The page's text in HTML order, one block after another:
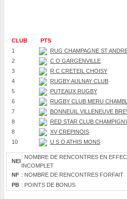
CLUB PTS
1
RUG CHAMPAGNE ST
2
C O GARGENVILLE
3
R C CRETEIL CHOISY
4
RUGBY AULNAY CLUB
5
PUTEAUX RUGBY
6
RUGBY CLUB MERU
7
BONNEUIL VILLENEUVE
8
RED STAR CLUB
8
XV CREPINOIS
10
U S O ATHIS MONS
NEI
: NOMBRE DE RENCONTRES EN
INCOMPLET
NF : NOMBRE DE RENCONTRES FORFAIT
PB : POINTS DE BONUS